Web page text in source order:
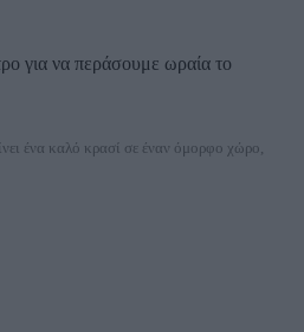
για να περάσουμε ωραία το
ένα καλό κρασί σε έναν όμορφο χώρο,